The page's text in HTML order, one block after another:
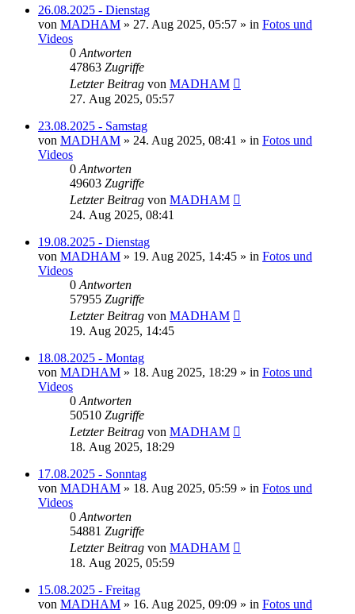
26.08.2025 - Dienstag
von MADHAM » 27. Aug 2025, 05:57 » in Fotos und
Videos
0 Antworten
47863 Zugriffe
Letzter Beitrag von MADHAM
27. Aug 2025, 05:57
23.08.2025 - Samstag
von MADHAM » 24. Aug 2025, 08:41 » in Fotos und
Videos
0 Antworten
49603 Zugriffe
Letzter Beitrag von MADHAM
24. Aug 2025, 08:41
19.08.2025 - Dienstag
von MADHAM » 19. Aug 2025, 14:45 » in Fotos und
Videos
0 Antworten
57955 Zugriffe
Letzter Beitrag von MADHAM
19. Aug 2025, 14:45
18.08.2025 - Montag
von MADHAM » 18. Aug 2025, 18:29 » in Fotos und
Videos
0 Antworten
50510 Zugriffe
Letzter Beitrag von MADHAM
18. Aug 2025, 18:29
17.08.2025 - Sonntag
von MADHAM » 18. Aug 2025, 05:59 » in Fotos und
Videos
0 Antworten
54881 Zugriffe
Letzter Beitrag von MADHAM
18. Aug 2025, 05:59
15.08.2025 - Freitag
von MADHAM » 16. Aug 2025, 09:09 » in Fotos und